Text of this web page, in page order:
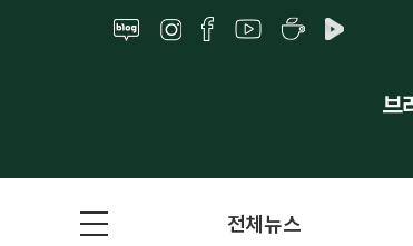
전체뉴스